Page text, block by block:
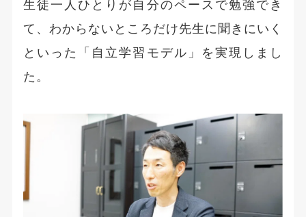
生徒一人ひとりが自分のペースで勉強でき
て、わからないところだけ先生に聞きにいく
といった「自立学習モデル」を実現しまし
た。